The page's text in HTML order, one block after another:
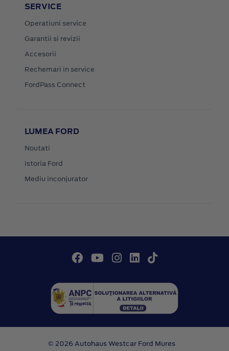
SERVICE
Operatiuni service
Garantii si revizii
Accesorii
Rechemari in service
FordPass Connect
LUMEA FORD
Noutati
Istoria Ford
Mediu inconjurator
© 2026 Autohaus Westcar Ford Mures